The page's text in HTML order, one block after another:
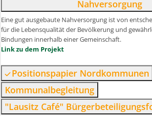
Nahversorgung
Eine gut ausgebaute Nahversorgung ist von
für die Lebensqualität der Bevölkerung und
Bindungen innerhalb einer Gemeinschaft.
Link zu dem Projekt
Positionspapier Nordkommunen
Kommunalbegleitung
"Lausitz Café"